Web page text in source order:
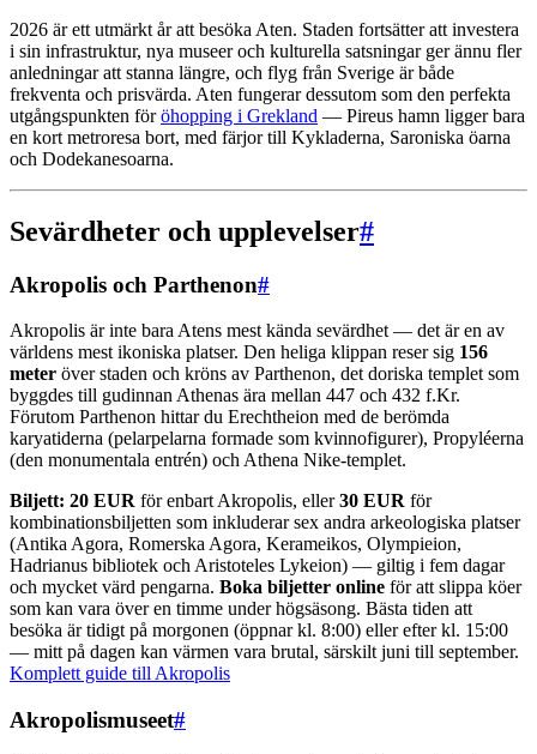
2026 är ett utmärkt år att besöka Aten. Staden fortsätter att investera
i sin infrastruktur, nya museer och kulturella satsningar ger ännu fler
anledningar att stanna längre, och flyg från Sverige är både
frekventa och prisvärda. Aten fungerar dessutom som den perfekta
utgångspunkten föröhopping i Grekland — Pireus hamn ligger bara
en kort metroresa bort, med färjor till Kykladerna, Saroniska öarna
och Dodekanesoarna.
Sevärdheter och upplevelser#
Akropolis och Parthenon#
Akropolis är inte bara Atens mest kända sevärdhet — det är en av
världens mest ikoniska platser. Den heliga klippan reser sig 156
meter över staden och kröns av Parthenon, det doriska templet som
byggdes till gudinnan Athenas ära mellan 447 och 432 f.Kr.
Förutom Parthenon hittar du Erechtheion med de berömda
karyatiderna (pelarpelarna formade som kvinnofigurer), Propyléerna
(den monumentala entrén) och Athena Nike-templet.
Biljett: 20 EUR för enbart Akropolis, eller30 EUR för
kombinationsbiljetten som inkluderar sex andra arkeologiska platser
(Antika Agora, Romerska Agora, Kerameikos, Olympieion,
Hadrianus bibliotek och Aristoteles Lykeion) — giltig i fem dagar
och mycket värd pengarna. Boka biljetter online för att slippa köer
som kan vara över en timme under högsäsong. Bästa tiden att
besöka är tidigt på morgonen (öppnar kl. 8:00) eller efter kl. 15:00
— mitt på dagen kan värmen vara brutal, särskilt juni till september.
Komplett guide till Akropolis
Akropolismuseet#